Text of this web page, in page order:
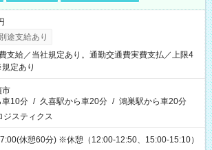
途支給あり
支給／当社規定あり。通勤交通費実費支払／上限4
定あり
市
車10分 / 久喜駅から車20分 / 鴻巣駅から車20分
ジスティクス
休憩60分) ※休憩（12:00-12:50、15:00-15:10）